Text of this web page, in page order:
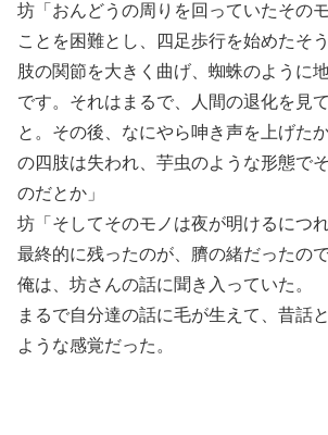
坊「おんどうの周りを回っていたその
ことを困難とし、四足歩行を始めたそ
肢の関節を大きく曲げ、蜘蛛のように
です。それはまるで、人間の退化を見
と。その後、なにやら呻き声を上げた
の四肢は失われ、芋虫のような形態で
のだとか」
坊「そしてそのモノは夜が明けるにつ
最終的に残ったのが、臍の緒だったので
俺は、坊さんの話に聞き入っていた。
まるで自分達の話に毛が生えて、昔話
ような感覚だった。